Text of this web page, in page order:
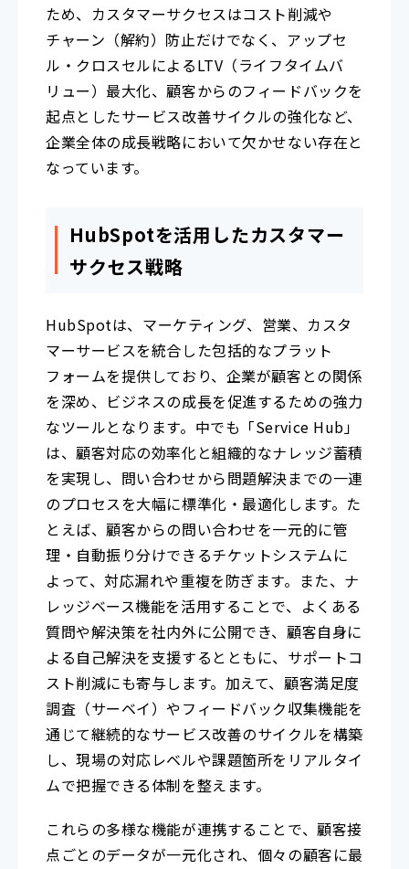
ため、カスタマーサクセスはコスト削減や
チャーン（解約）防止だけでなく、アップセ
ル・クロスセルによるLTV（ライフタイムバ
リュー）最大化、顧客からのフィードバックを
起点としたサービス改善サイクルの強化など、
企業全体の成長戦略において欠かせない存在と
なっています。
HubSpotを活用したカスタマー
サクセス戦略
HubSpotは、マーケティング、営業、カスタ
マーサービスを統合した包括的なプラット
フォームを提供しており、企業が顧客との関係
を深め、ビジネスの成長を促進するための強力
なツールとなります。中でも「Service Hub」
は、顧客対応の効率化と組織的なナレッジ蓄積
を実現し、問い合わせから問題解決までの一連
のプロセスを大幅に標準化・最適化します。た
とえば、顧客からの問い合わせを一元的に管
理・自動振り分けできるチケットシステムに
よって、対応漏れや重複を防ぎます。また、ナ
レッジベース機能を活用することで、よくある
質問や解決策を社内外に公開でき、顧客自身に
よる自己解決を支援するとともに、サポートコ
スト削減にも寄与します。加えて、顧客満足度
調査（サーベイ）やフィードバック収集機能を
通じて継続的なサービス改善のサイクルを構築
し、現場の対応レベルや課題箇所をリアルタイ
ムで把握できる体制を整えます。
これらの多様な機能が連携することで、顧客接
点ごとのデータが一元化され、個々の顧客に最